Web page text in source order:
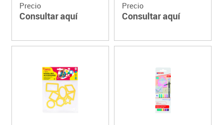
Precio
Consultar aquí
Precio
Consultar aquí